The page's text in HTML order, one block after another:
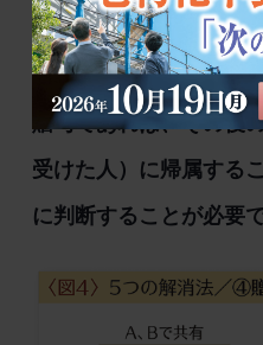
重いので、相続を待つ
かし、贈与税の税負担
贈与であれば、その後
受けた人）に帰属する
に判断することが必要